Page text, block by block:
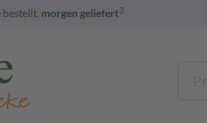
bestellt, morgen geliefert3